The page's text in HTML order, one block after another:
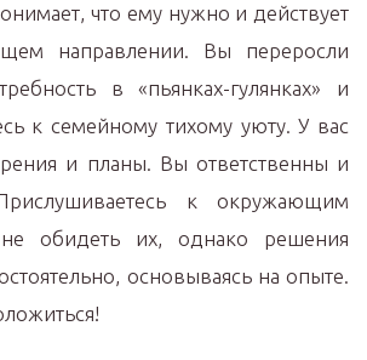
что ему нужно и действует
направлении. Вы переросли
в «пьянках-гулянках» и
к семейному тихому уюту. У вас
и планы. Вы ответственны и
к окружающим
обидеть их, однако решения
основываясь на опыте.